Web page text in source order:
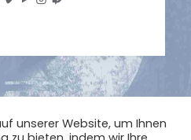
unserer Website, um Ihnen